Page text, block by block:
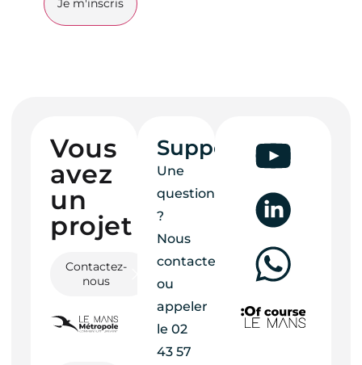
Vous
avez
un
projet ?
Contactez-
nous
Support
Une
question
?
Nous
contacter
ou
appeler
le02
43 57